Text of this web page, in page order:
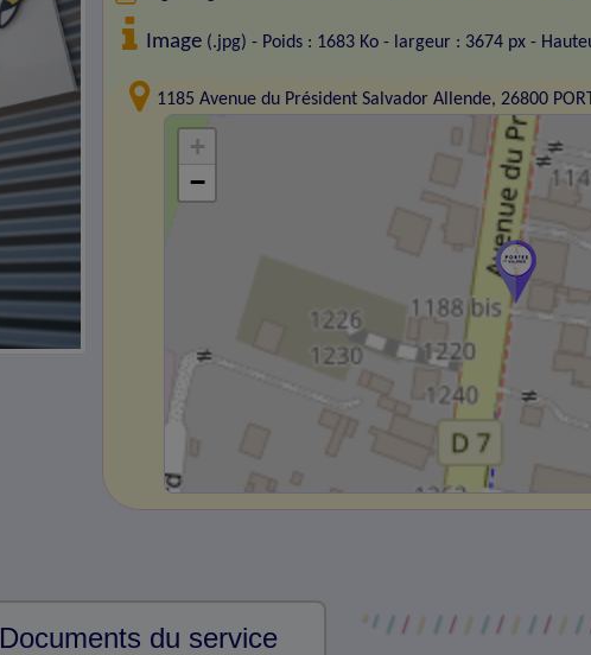
Image (.jpg) - Poids : 1683 Ko - largeur : 3674 px -
1185 Avenue du Président Salvador Allende, 26800
+
−
Documents du service